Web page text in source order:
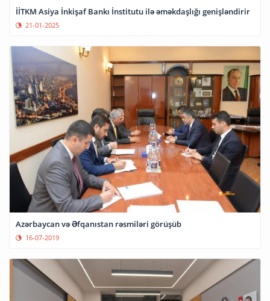
İİTKM Asiya İnkişaf Bankı İnstitutu ilə əməkdaşlığı genişləndirir
21-01-2025
Azərbaycan və Əfqanıstan rəsmiləri görüşüb
16-07-2019